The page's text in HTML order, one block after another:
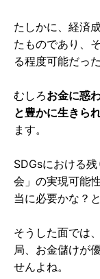
たしかに、経済
たものであり、
る程度可能だった
むしろお金に惑
と豊かに生きら
ます。
SDGsにおける
会」の実現可能
当に必要かな？
そうした面では
局、お金儲けが
せんよね。